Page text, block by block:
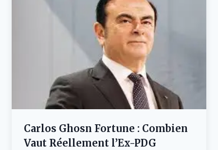
Carlos Ghosn Fortune : Combien
Vaut Réellement l’Ex-PDG